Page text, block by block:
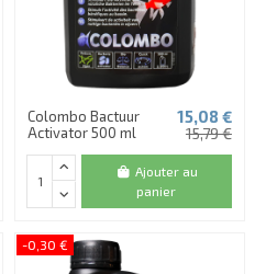
Colombo Bactuur
Activator 500 ml
15,08 €
15,79 €
Ajouter au
panier
-0,30 €